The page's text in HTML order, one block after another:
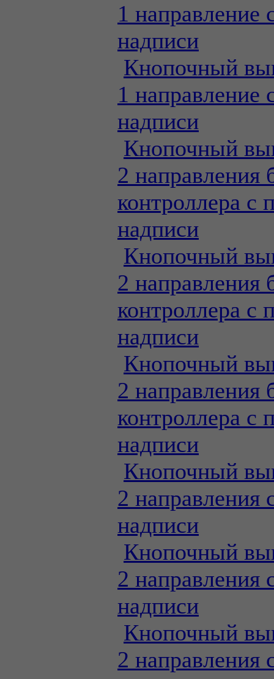
1 направление
надписи
Кнопочный
1 направление
надписи
Кнопочный
2 направления
контроллера с
надписи
Кнопочный
2 направления
контроллера с
надписи
Кнопочный
2 направления
контроллера с
надписи
Кнопочный
2 направления
надписи
Кнопочный
2 направления
надписи
Кнопочный
2 направления